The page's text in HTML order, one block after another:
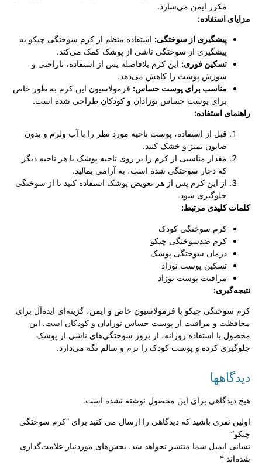
مکرر ایمن می‌سازد.
مزایای استفاده:
پیشگیری از سوختگی: استفاده منظم از کرم سوختگی چیکو به
پیشگیری از سوختگی ناشی از پوشک کمک می‌کند.
تسکین فوری: این کرم بلافاصله پس از استفاده، ناراحتی و
سوزش پوست را کاهش می‌دهد.
مناسب برای پوست حساس: فرمولاسیون این کرم به طور خاص
برای پوست حساس نوزادان و کودکان طراحی شده است.
راهنمای استفاده:
قبل از استفاده، پوست ناحیه مورد نظر را با آب ولرم و بدون
صابون تمیز و خشک کنید.
مقدار مناسبی از کرم را بر روی ناحیه پوشک یا هر ناحیه دیگر
که دچار سوختگی شده است، به آرامی بمالید.
از این کرم پس از هر تعویض پوشک استفاده کنید تا از سوختگی
جلوگیری شود.
کلمات کلیدی مرتبط:
کرم سوختگی کودک
کرم ضدسوختگی چیکو
درمان سوختگی پوشک
تسکین پوست نوزاد
مراقبت پوست نوزاد
نتیجه‌گیری:
کرم سوختگی چیکو با فرمولاسیون خاص و ایمن، گزینه‌ای ایده‌آل برای
محافظت و مراقبت از پوست حساس نوزادان و کودکان است. این
محصول با استفاده روزانه، از بروز سوختگی‌های ناشی از پوشک
جلوگیری کرده و پوست کودک را نرم و سالم نگه می‌دارد.
دیدگاهها
هیچ دیدگاهی برای این محصول نوشته نشده است.
اولین نفری باشید که دیدگاهی را ارسال می کنید برای “کرم سوختگی
چیکو”
نشانی ایمیل شما منتشر نخواهد شد. بخش‌های موردنیاز علامت‌گذاری
شده‌اند *